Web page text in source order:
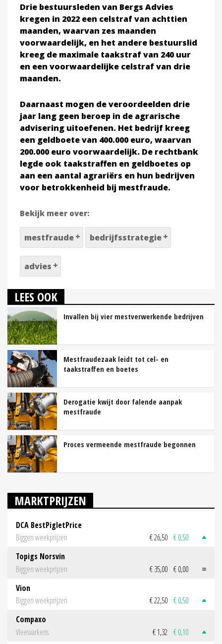
Drie bestuursleden van Bergs Advies
kregen in 2022 een celstraf van achttien
maanden, waarvan zes maanden
voorwaardelijk, en het andere bestuurslid
kreeg de maximale taakstraf van 240 uur
en een voorwaardelijke celstraf van drie
maanden.
Daarnaast mogen de veroordeelden drie
jaar lang geen beroep in de agrarische
advisering uitoefenen. Het bedrijf kreeg
een geldboete van 400.000 euro, waarvan
200.000 euro voorwaardelijk. De rechtbank
legde ook taakstraffen en geldboetes op
aan een aantal agrariërs en hun bedrijven
voor betrokkenheid bij mestfraude.
Bekijk meer over:
mestfraude bedrijfsstrategie
advies
LEES OOK
Invallen bij vier mestverwerkende bedrijven
Mestfraudezaak leidt tot cel- en
taakstraffen en boetes
Derogatie kwijt door falende aanpak
mestfraude
Proces vermeende mestfraude begonnen
MARKTPRIJZEN
DCA BestPigletPrice
Biggen weekprijzen
€ 26,50 € 0,50
Topigs Norsvin
Biggen weekprijzen
€ 35,00 € 0,00
Vion
Biggen weekprijzen
€ 22,50 € 0,50
Compaxo
Vleesvarkens
€ 1,32 € 0,10